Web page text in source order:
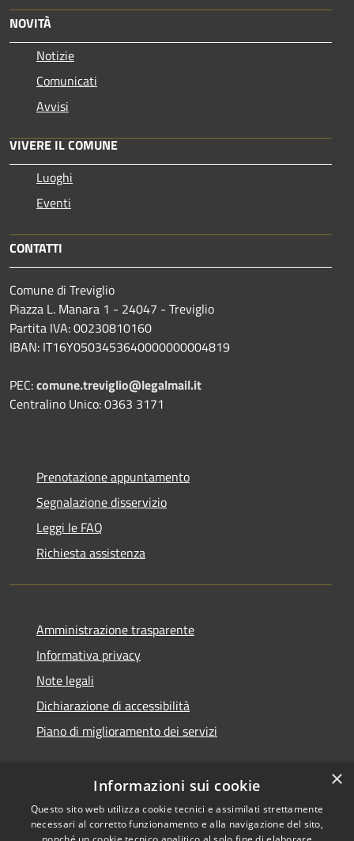
NOVITÀ
Notizie
Comunicati
Avvisi
VIVERE IL COMUNE
Luoghi
Eventi
CONTATTI
Comune di Treviglio
Piazza L. Manara 1 - 24047 - Treviglio
Partita IVA: 00230810160
IBAN: IT16Y0503453640000000004819
PEC:comune.treviglio@legalmail.it
Centralino Unico: 0363 3171
Prenotazione appuntamento
Segnalazione disservizio
Leggi le FAQ
Richiesta assistenza
Amministrazione trasparente
Informativa privacy
Note legali
Dichiarazione di accessibilità
Piano di miglioramento dei servizi
RSS
Accessibilità
Copyright © 2026 • Comune di
Treviglio • Powered by
×
Informazioni sui cookie
Questo sito web utilizza cookie tecnici e assimilati strettamente
necessari al corretto funzionamento e alla navigazione del sito,